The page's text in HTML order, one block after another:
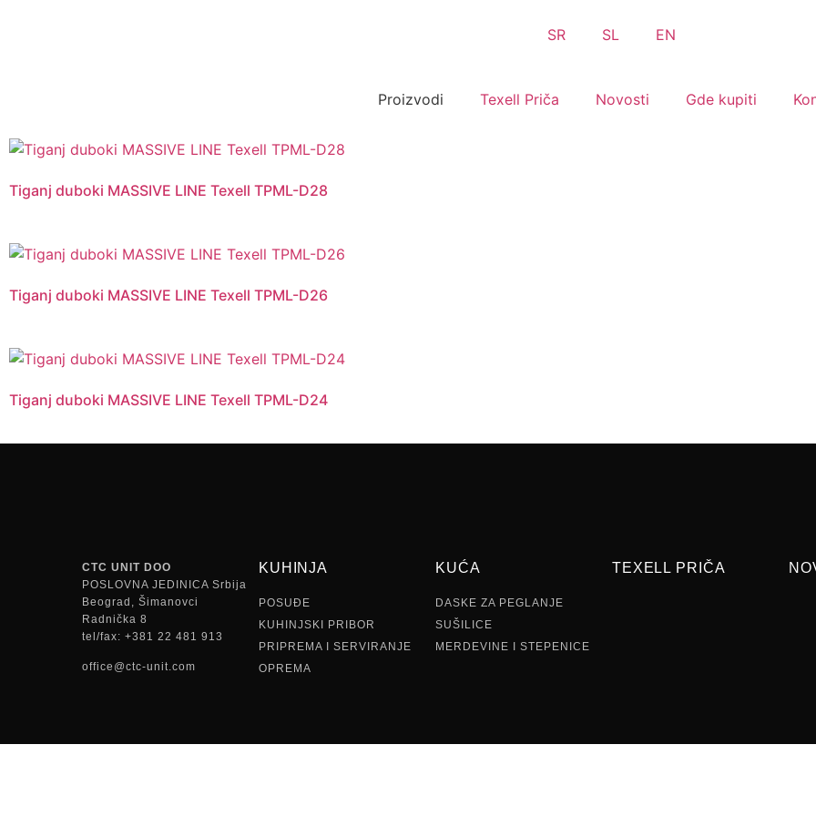
SR SL EN
Proizvodi Texell Priča Novosti Gde kupiti
Tiganj duboki MASSIVE LINE Texell TPML-D28
Tiganj duboki MASSIVE LINE Texell TPML-D26
Tiganj duboki MASSIVE LINE Texell TPML-D24
CTC UNIT DOO
POSLOVNA JEDINICA Srbija
Beograd, Šimanovci
Radnička 8
tel/fax: +381 22 481 913
office@ctc-unit.com
KUHINJA
POSUĐE
KUHINJSKI PRIBOR
PRIPREMA I SERVIRANJE
OPREMA
KUĆA
DASKE ZA PEGLANJE
SUŠILICE
MERDEVINE I STEPENICE
TEXELL PRIČA